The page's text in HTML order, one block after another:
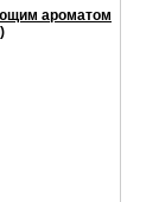
ароматом